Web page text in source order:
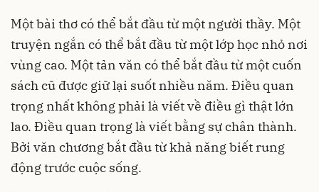
Một bài thơ có thể bắt đầu từ một người thầy. Một
truyện ngắn có thể bắt đầu từ một lớp học nhỏ nơi
vùng cao. Một tản văn có thể bắt đầu từ một cuốn
sách cũ được giữ lại suốt nhiều năm. Điều quan
trọng nhất không phải là viết về điều gì thật lớn
lao. Điều quan trọng là viết bằng sự chân thành.
Bởi văn chương bắt đầu từ khả năng biết rung
động trước cuộc sống.